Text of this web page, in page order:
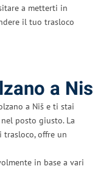
a metterti in
il tuo trasloco
a Nis
a Niš e ti stai
posto giusto. La
trasloco, offre un
in base a vari